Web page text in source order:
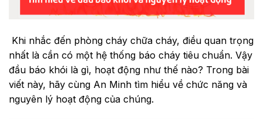
Khi nhắc đến phòng cháy chữa cháy, điều quan trọng
nhất là cần có một hệ thống báo cháy tiêu chuẩn. Vậy
đầu báo khói là gì, hoạt động như thế nào? Trong bài
viết này, hãy cùng An Minh tìm hiểu về chức năng và
nguyên lý hoạt động của chúng.